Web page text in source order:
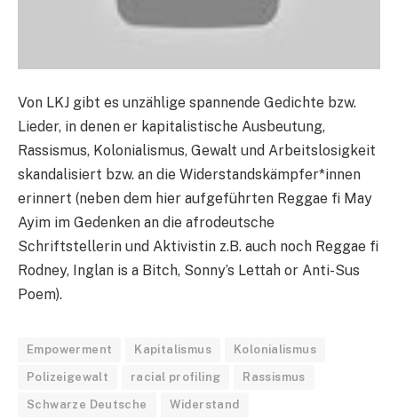
Von LKJ gibt es unzählige spannende Gedichte bzw.
Lieder, in denen er kapitalistische Ausbeutung,
Rassismus, Kolonialismus, Gewalt und Arbeitslosigkeit
skandalisiert bzw. an die Widerstandskämpfer*innen
erinnert (neben dem hier aufgeführten Reggae fi May
Ayim im Gedenken an die afrodeutsche
Schriftstellerin und Aktivistin z.B. auch noch Reggae fi
Rodney, Inglan is a Bitch, Sonny’s Lettah or Anti-Sus
Poem).
Empowerment Kapitalismus Kolonialismus
Polizeigewalt racial profiling Rassismus
Schwarze Deutsche Widerstand